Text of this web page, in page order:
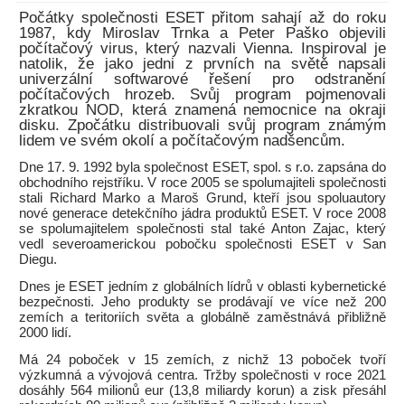
Počátky společnosti ESET přitom sahají až do roku
1987, kdy Miroslav Trnka a Peter Paško objevili
počítačový virus, který nazvali Vienna. Inspiroval je
natolik, že jako jedni z prvních na světě napsali
univerzální softwarové řešení pro odstranění
počítačových hrozeb. Svůj program pojmenovali
zkratkou NOD, která znamená nemocnice na okraji
disku. Zpočátku distribuovali svůj program známým
lidem ve svém okolí a počítačovým nadšencům.
Dne 17. 9. 1992 byla společnost ESET, spol. s r.o. zapsána do
obchodního rejstříku. V roce 2005 se spolumajiteli společnosti
stali Richard Marko a Maroš Grund, kteří jsou spoluautory
nové generace detekčního jádra produktů ESET. V roce 2008
se spolumajitelem společnosti stal také Anton Zajac, který
vedl severoamerickou pobočku společnosti ESET v San
Diegu.
Dnes je ESET jedním z globálních lídrů v oblasti kybernetické
bezpečnosti. Jeho produkty se prodávají ve více než 200
zemích a teritoriích světa a globálně zaměstnává přibližně
2000 lidí.
Má 24 poboček v 15 zemích, z nichž 13 poboček tvoří
výzkumná a vývojová centra. Tržby společnosti v roce 2021
dosáhly 564 milionů eur (13,8 miliardy korun) a zisk přesáhl